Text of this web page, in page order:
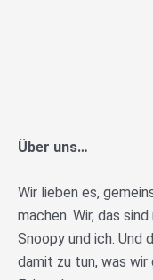
Über uns…
Wir lieben es,
machen. Wir, das
Snoopy und ich. Und
damit zu tun, was wir